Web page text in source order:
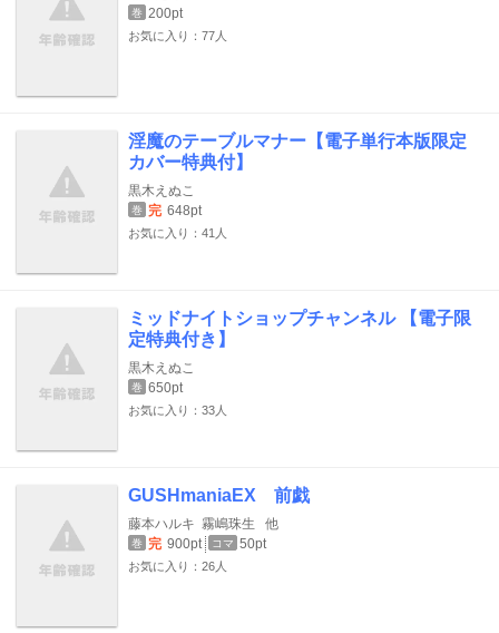
巻 200pt
お気に入り：77人
淫魔のテーブルマナー【電子単行本版限定
カバー特典付】
黒木えぬこ
巻 完 648pt
お気に入り：41人
ミッドナイトショップチャンネル 【電子限
定特典付き】
黒木えぬこ
巻 650pt
お気に入り：33人
GUSHmaniaEX 前戯
藤本ハルキ 霧嶋珠生 他
巻 完 900pt コマ 50pt
お気に入り：26人